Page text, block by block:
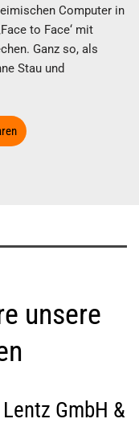
Computer in
to Face‘ mit
Ganz so, als
Stau und
unsere
Lentz GmbH &